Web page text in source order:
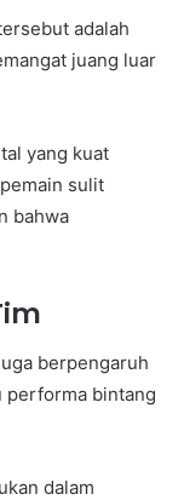
adalah
juang luar
yang kuat
sulit
bahwa
berpengaruh
performa bintang
dalam